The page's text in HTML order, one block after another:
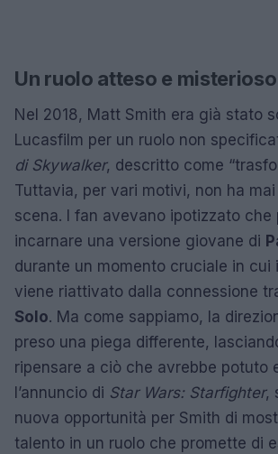
Un ruolo atteso e misterioso
Nel 2018, Matt Smith era già stato
Lucasfilm per un ruolo non
di Skywalker, descritto come
Tuttavia, per vari motivi, non ha
scena. I fan avevano ipotizzato che
incarnare una versione giovane di
durante un momento cruciale in cui
viene riattivato dalla connessione
Solo. Ma come sappiamo, la
preso una piega differente,
ripensare a ciò che avrebbe potuto
l’annuncio di Star Wars: Starfighter,
nuova opportunità per Smith di
talento in un ruolo che promette di